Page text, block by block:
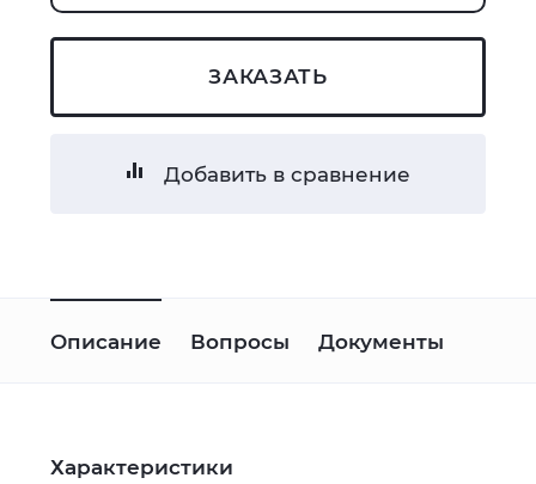
ЗАКАЗАТЬ
Добавить в сравнение
Описание Вопросы Документы
Характеристики